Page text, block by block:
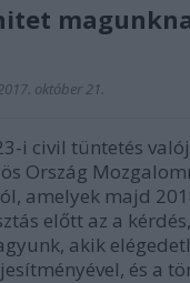
október 21.
i civil tüntetés
Ország
amelyek majd
előtt az a
akik
és a